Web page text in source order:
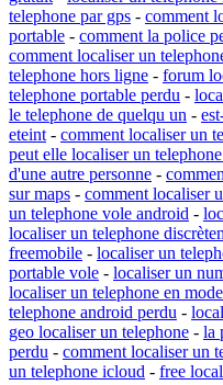
telephone par gps - comment
portable - comment la police
comment localiser un
telephone hors ligne - forum
telephone portable perdu -
le telephone de quelqu un -
eteint - comment localiser un
peut elle localiser un
d'une autre personne -
sur maps - comment localiser
un telephone vole android -
localiser un telephone
freemobile - localiser un
portable vole - localiser un
localiser un telephone en
telephone android perdu -
geo localiser un telephone - la
perdu - comment localiser un
un telephone icloud - free